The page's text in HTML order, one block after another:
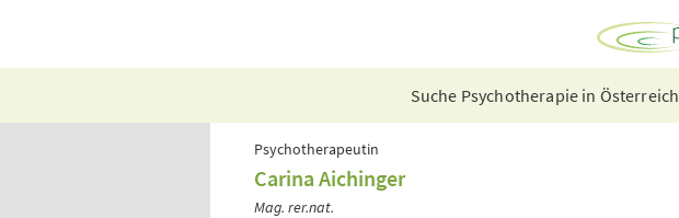
Suche Psychotherapie in Österreich
Psychotherapeutin
Carina Aichinger
Mag. rer.nat.